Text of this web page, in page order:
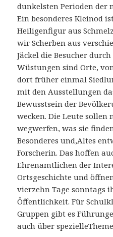
dunkelsten Perioden der
Ein besonderes Kleinod
Heiligenfigur aus
wir Scherben aus
Jäckel die Besucher
Wüstungen sind Orte,
dort früher einmal
mit den Ausstellungen
Bewusstsein der
wecken. Die Leute sollen
wegwerfen, was sie
Besonderes und,Altes
Forscherin. Das hoffen
Ehrenamtlichen der
Ortsgeschichte und
vierzehn Tage sonntags
Öffentlichkeit. Für
Gruppen gibt es
auch über